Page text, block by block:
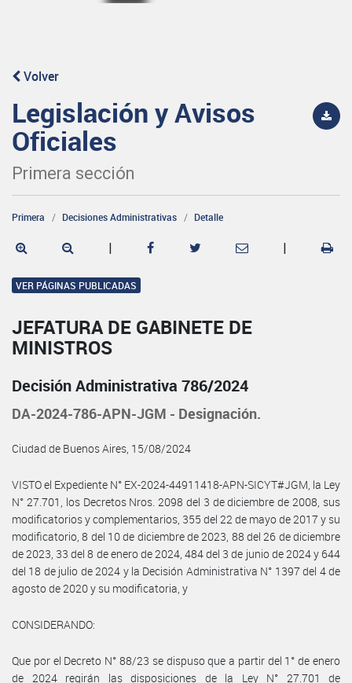
Volver
Legislación y Avisos
Oficiales
Primera sección
Primera Decisiones Administrativas Detalle
| |
VER PÁGINAS PUBLICADAS
JEFATURA DE GABINETE DE
MINISTROS
Decisión Administrativa 786/2024
DA-2024-786-APN-JGM - Designación.
Ciudad de Buenos Aires, 15/08/2024
VISTO el Expediente N° EX-2024-44911418-APN-SICYT#JGM, la Ley
N° 27.701, los Decretos Nros. 2098 del 3 de diciembre de 2008, sus
modificatorios y complementarios, 355 del 22 de mayo de 2017 y su
modificatorio, 8 del 10 de diciembre de 2023, 88 del 26 de diciembre
de 2023, 33 del 8 de enero de 2024, 484 del 3 de junio de 2024 y 644
del 18 de julio de 2024 y la Decisión Administrativa N° 1397 del 4 de
agosto de 2020 y su modificatoria, y
CONSIDERANDO:
Que por el Decreto N° 88/23 se dispuso que a partir del 1° de enero
de 2024 regirán las disposiciones de la Ley N° 27.701 de